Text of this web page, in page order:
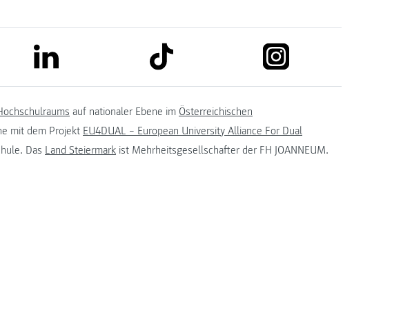
link to linkedin link to tiktok
auf nationaler Ebene im Österreichischen
mit dem Projekt EU4DUAL – European University Alliance For Dual
Das Land Steiermark ist Mehrheitsgesellschafter der FH JOANNEUM.